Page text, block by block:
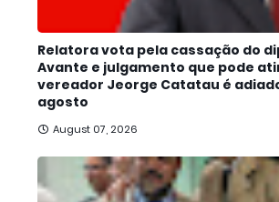
Relatora vota pela cassação do
Avante e julgamento que pode
vereador Jeorge Catatau é
agosto
August 07, 2026